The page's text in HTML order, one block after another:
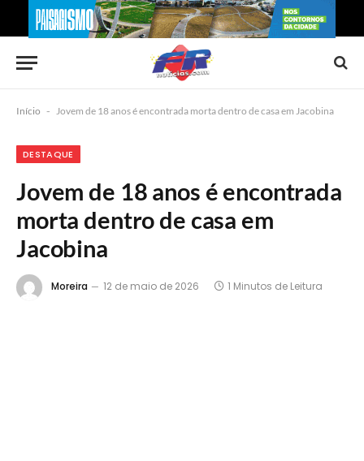
Início - Jovem de 18 anos é encontrada morta dentro de casa em Jacobina
DESTAQUE
Jovem de 18 anos é encontrada
morta dentro de casa em
Jacobina
Moreira 12 de maio de 2026 1 Minutos de Leitura